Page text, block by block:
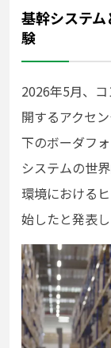
基幹システ
験
2026年5月、
開するアクセ
下のボーダフ
システムの世
環境における
始したと発表し